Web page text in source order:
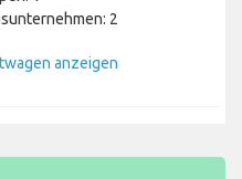
2
anzeigen